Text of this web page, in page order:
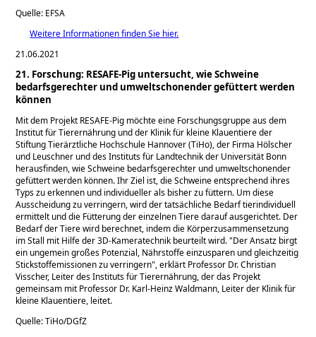
Quelle: EFSA
Weitere Informationen finden Sie hier.
21.06.2021
21. Forschung: RESAFE-Pig untersucht, wie Schweine
bedarfsgerechter und umweltschonender gefüttert werden
können
Mit dem Projekt RESAFE-Pig möchte eine Forschungsgruppe aus dem
Institut für Tierernährung und der Klinik für kleine Klauentiere der
Stiftung Tierärztliche Hochschule Hannover (TiHo), der Firma Hölscher
und Leuschner und des Instituts für Landtechnik der Universität Bonn
herausfinden, wie Schweine bedarfsgerechter und umweltschonender
gefüttert werden können. Ihr Ziel ist, die Schweine entsprechend ihres
Typs zu erkennen und individueller als bisher zu füttern. Um diese
Ausscheidung zu verringern, wird der tatsächliche Bedarf tierindividuell
ermittelt und die Fütterung der einzelnen Tiere darauf ausgerichtet. Der
Bedarf der Tiere wird berechnet, indem die Körperzusammensetzung
im Stall mit Hilfe der 3D-Kameratechnik beurteilt wird. Der Ansatz birgt
ein ungemein großes Potenzial, Nährstoffe einzusparen und gleichzeitig
Stickstoffemissionen zu verringern , erklärt Professor Dr. Christian
Visscher, Leiter des Instituts für Tierernährung, der das Projekt
gemeinsam mit Professor Dr. Karl-Heinz Waldmann, Leiter der Klinik für
kleine Klauentiere, leitet.
Quelle: TiHo/DGfZ